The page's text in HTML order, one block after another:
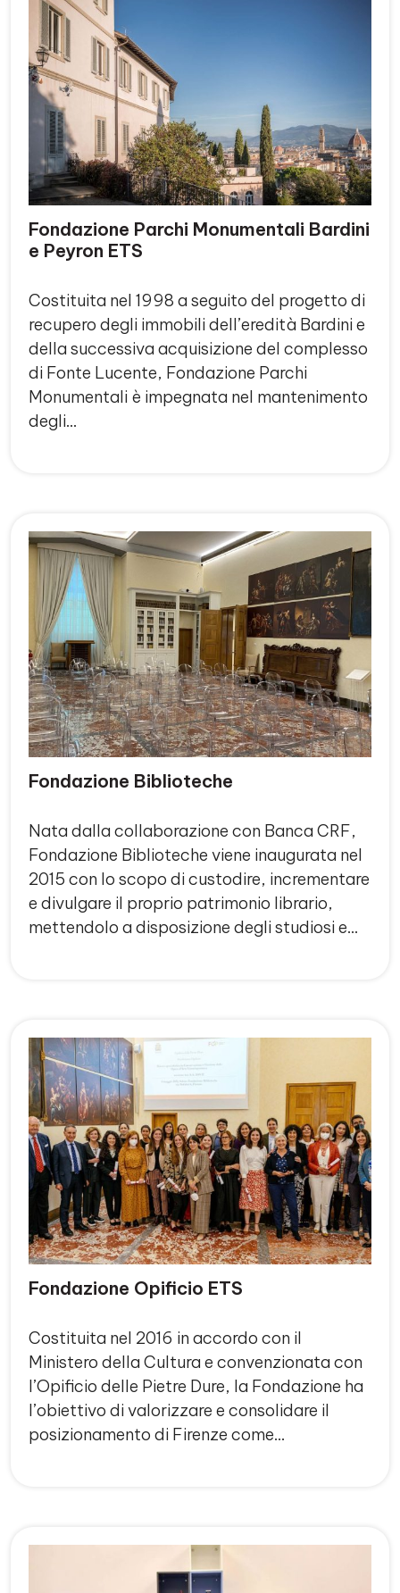
Fondazione Parchi Monumentali Bardini
e Peyron ETS
Costituita nel 1998 a seguito del progetto di
recupero degli immobili dell’eredità Bardini e
della successiva acquisizione del complesso
di Fonte Lucente, Fondazione Parchi
Monumentali è impegnata nel mantenimento
degli…
Fondazione Biblioteche
Nata dalla collaborazione con Banca CRF,
Fondazione Biblioteche viene inaugurata nel
2015 con lo scopo di custodire, incrementare
e divulgare il proprio patrimonio librario,
mettendolo a disposizione degli studiosi e…
Fondazione Opificio ETS
Costituita nel 2016 in accordo con il
Ministero della Cultura e convenzionata con
l’Opificio delle Pietre Dure, la Fondazione ha
l’obiettivo di valorizzare e consolidare il
posizionamento di Firenze come…